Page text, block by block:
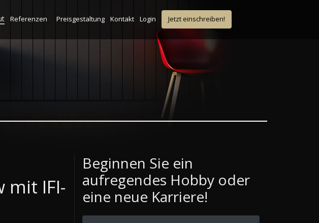
Referenzen Preisgestaltung Kontakt Login Jetzt einschreiben!
mit IFI-
Beginnen Sie ein
aufregendes Hobby oder
eine neue Karriere!